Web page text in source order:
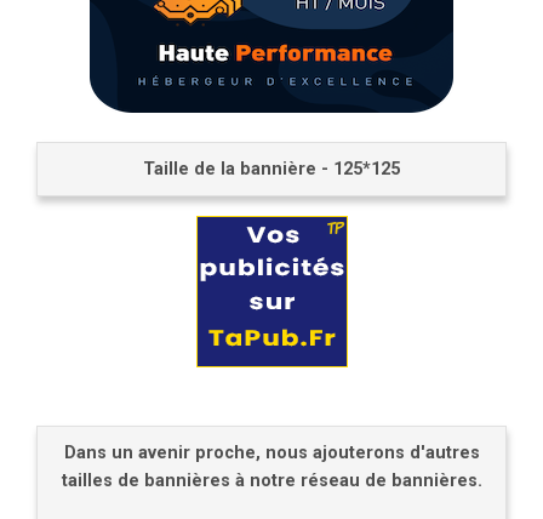
Taille de la bannière - 125*125
Dans un avenir proche, nous ajouterons d'autres
tailles de bannières à notre réseau de bannières.